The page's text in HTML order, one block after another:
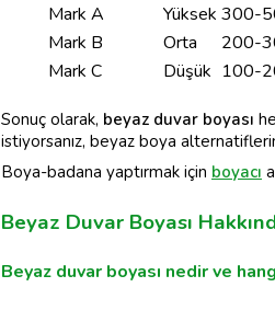
Mark A
Yüksek 300-
Mark B
Orta
200-
Mark C
Düşük 100-
Sonuç olarak, beyaz duvar boyası
istiyorsanız, beyaz boya
Boya-badana yaptırmak için boyacı
Beyaz Duvar Boyası
Beyaz duvar boyası nedir ve